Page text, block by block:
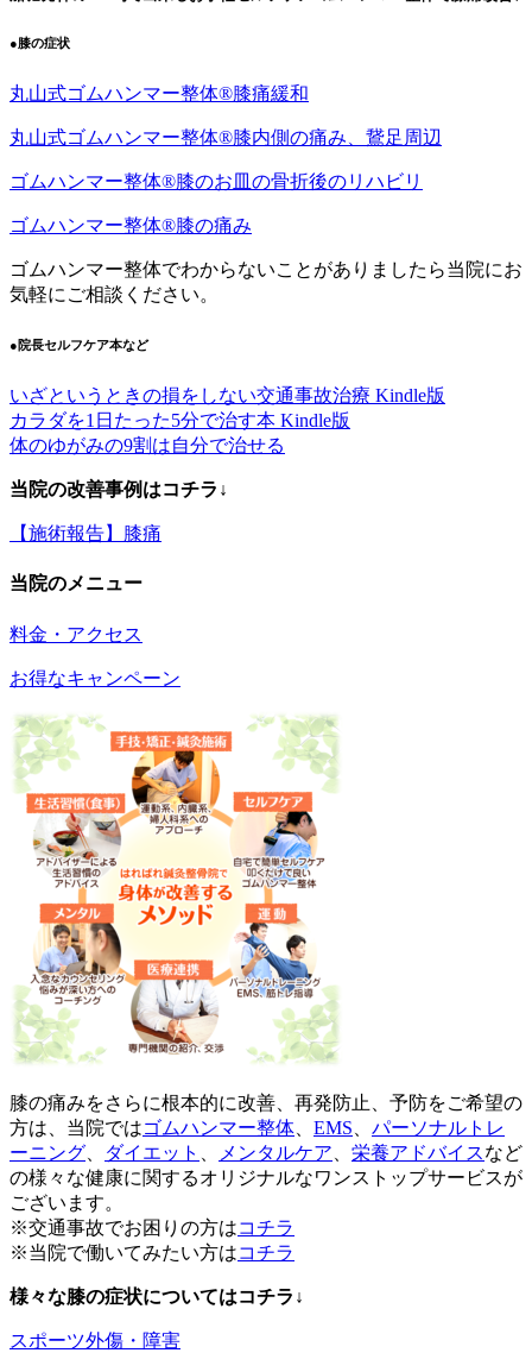
●膝の症状
丸山式ゴムハンマー整体®︎膝痛緩和
丸山式ゴムハンマー整体®︎膝内側の痛み、鵞足周辺
ゴムハンマー整体®︎膝のお皿の骨折後のリハビリ
ゴムハンマー整体®️膝の痛み
ゴムハンマー整体でわからないことがありましたら当院にお
気軽にご相談ください。
●院長セルフケア本など
いざというときの損をしない交通事故治療 Kindle版
カラダを1日たった5分で治す本 Kindle版
体のゆがみの9割は自分で治せる
当院の改善事例はコチラ↓
【施術報告】膝痛
当院のメニュー
料金・アクセス
お得なキャンペーン
膝の痛みをさらに根本的に改善、再発防止、予防をご希望の
方は、当院ではゴムハンマー整体 EMS
パーソナルトレ
ーニング
ダイエット メンタルケア 栄養アドバイスなど
の様々な健康に関するオリジナルなワンストップサービスが
ございます。
※交通事故でお困りの方はコチラ
※当院で働いてみたい方はコチラ
様々な膝の症状についてはコチラ↓
スポーツ外傷・障害